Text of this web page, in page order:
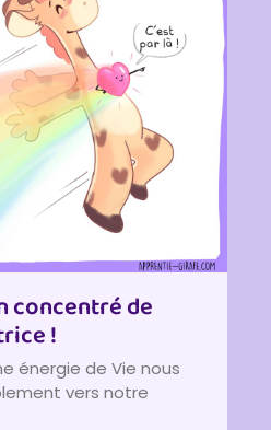
concentré de
!
énergie de Vie nous
vers notre